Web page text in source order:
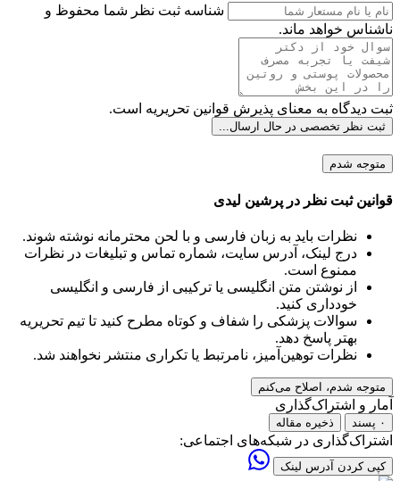
شناسه ثبت نظر شما محفوظ و
ناشناس خواهد ماند.
ثبت دیدگاه به معنای پذیرش قوانین تحریریه است.
ثبت نظر تخصصی در حال ارسال...
متوجه شدم
قوانین ثبت نظر در پرشین لیدی
نظرات باید به زبان فارسی و با لحن محترمانه نوشته شوند.
درج لینک، آدرس سایت، شماره تماس و تبلیغات در نظرات
ممنوع است.
از نوشتن متن انگلیسی یا ترکیبی از فارسی و انگلیسی
خودداری کنید.
سوالات پزشکی را شفاف و کوتاه مطرح کنید تا تیم تحریریه
بهتر پاسخ دهد.
نظرات توهین‌آمیز، نامرتبط یا تکراری منتشر نخواهند شد.
متوجه شدم، اصلاح می‌کنم
آمار و اشتراک‌گذاری
۰ پسند ذخیره مقاله
اشتراک‌گذاری در شبکه‌های اجتماعی:
کپی کردن آدرس لینک